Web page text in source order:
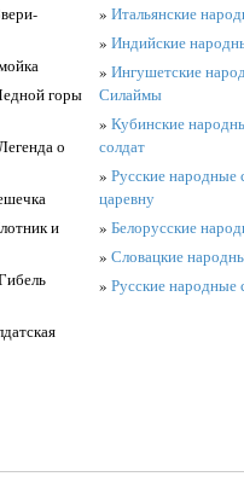
горы
о
и
» Итальянские
» Индийские
» Ингушетские
Силаймы
» Кубинские
солдат
» Русские народные
царевну
» Белорусские
» Словацкие
» Русские народные